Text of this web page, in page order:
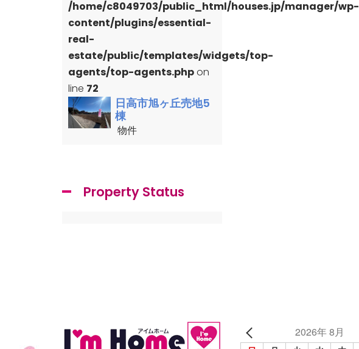
/home/c8049703/public_html/houses.jp/manager/wp-
content/plugins/essential-
real-
estate/public/templates/widgets/top-
agents/top-agents.phpon
line 72
日高市旭ヶ丘売地5
棟
物件
Property Status
2026年 8月